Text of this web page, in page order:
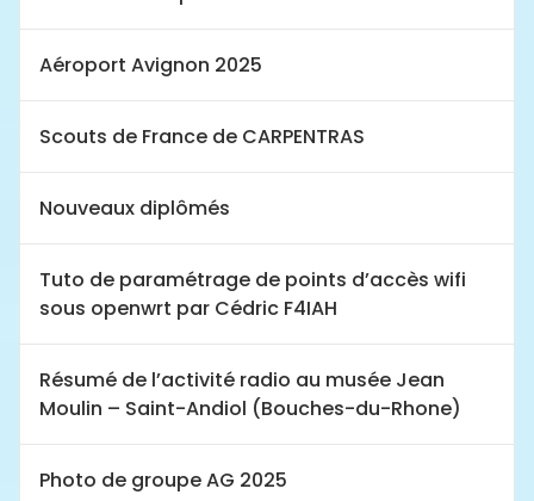
Aéroport Avignon 2025
Scouts de France de CARPENTRAS
Nouveaux diplômés
Tuto de paramétrage de points d’accès wifi
sous openwrt par Cédric F4IAH
Résumé de l’activité radio au musée Jean
Moulin – Saint-Andiol (Bouches-du-Rhone)
Photo de groupe AG 2025